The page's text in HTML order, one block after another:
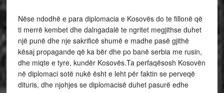
Nëse ndodhë e para diplomacia e Kosovës do te fillonë që
ti merrë kembet dhe dalngadalë te ngritet megjithse duhet
një punë dhe nje sakrificë shumë e madhe pasë gjithë
kësaj propagande që ka bër dhe po banë serbia me rusin,
dhe miqte e tyre, kundër Kosovës.Ta perfaqësosh Kosovën
në diplomaci sotë nukë ësht e leht për faktin se perveqë
dituris, dhe njohjes se diplomacisë duhet pasurë edhe